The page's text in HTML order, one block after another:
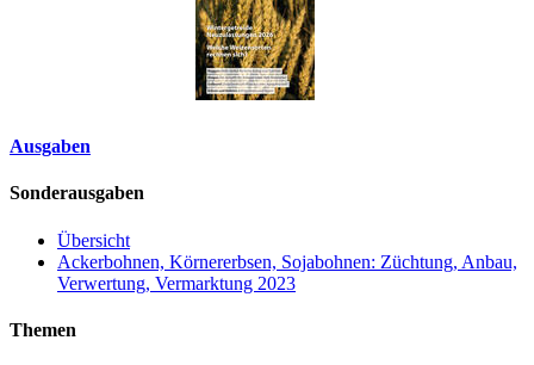
Ausgaben
Sonderausgaben
Übersicht
Ackerbohnen, Körnererbsen, Sojabohnen: Züchtung, Anbau,
Verwertung, Vermarktung 2023
Themen